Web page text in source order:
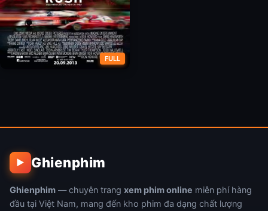
FULL
▶ Ghienphim
Ghienphim — chuyên trang xem phim online miễn phí hàng
đầu tại Việt Nam, mang đến kho phim đa dạng chất lượng